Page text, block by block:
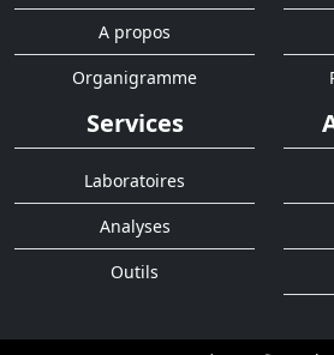
A propos
Organigramme
Services
Laboratoires
Analyses
Outils